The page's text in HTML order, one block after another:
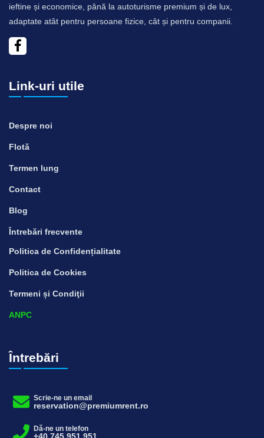
ieftine și economice, până la autoturisme premium și de lux,
adaptate atât pentru persoane fizice, cât și pentru companii.
Link-uri utile
Despre noi
Flotă
Termen lung
Contact
Blog
Întrebări frecvente
Politica de Confidențialitate
Politica de Cookies
Termeni și Condiţii
ANPC
Întrebări
Scrie-ne un email
reservation@premiumrent.ro
Dă-ne un telefon
+40 745 951 951